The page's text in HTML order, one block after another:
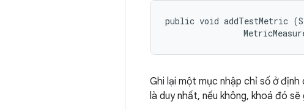
public void addTestMetric
Ghi lại một mục nhập chỉ số ở
là duy nhất, nếu không, khoá đó